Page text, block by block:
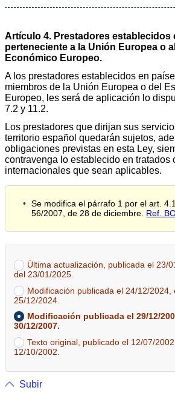
Artículo 4. Prestadores establecidos
perteneciente a la Unión Europea o
Económico Europeo.
A los prestadores establecidos en
miembros de la Unión Europea o del
Europeo, les será de aplicación lo
7.2 y 11.2.
Los prestadores que dirijan sus
territorio español quedarán sujetos,
obligaciones previstas en esta Ley,
contravenga lo establecido en tratados
internacionales que sean aplicables.
Se modifica el párrafo 1 por el art.
56/2007, de 28 de diciembre. Ref.
Última actualización, publicada el 23/
del 23/01/2025.
Modificación publicada el 24/12/
25/12/2024.
Modificación publicada el 29/12/
30/12/2007.
Texto original, publicado el 12/07/
12/10/2002.
Subir